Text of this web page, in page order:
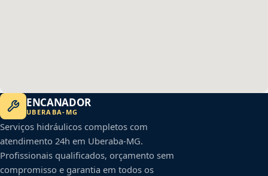
ENCANADOR
UBERABA- MG
Serviços hidráulicos completos com
atendimento 24h em Uberaba-MG.
Profissionais qualificados, orçamento sem
compromisso e garantia em todos os